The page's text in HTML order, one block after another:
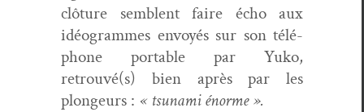
clô­ture sem­blent faire écho aux
idéo­grammes envoyés sur son télé­
phone portable par Yuko,
retrouvé(s) bien après par les
plongeurs : « tsuna­mi énorme ».